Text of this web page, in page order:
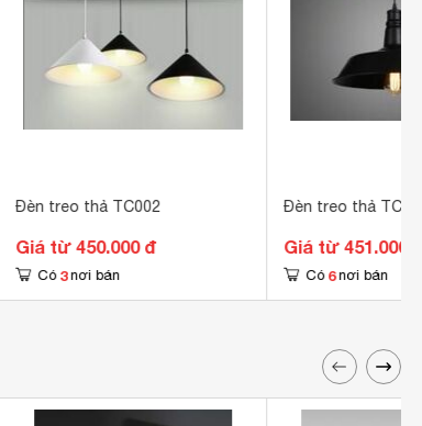
Đèn treo thả TC002
Giá từ 450.000 đ
Có 3 nơi bán
Đèn treo thả TC008
Giá từ 451.000 đ
Có 6 nơi bán